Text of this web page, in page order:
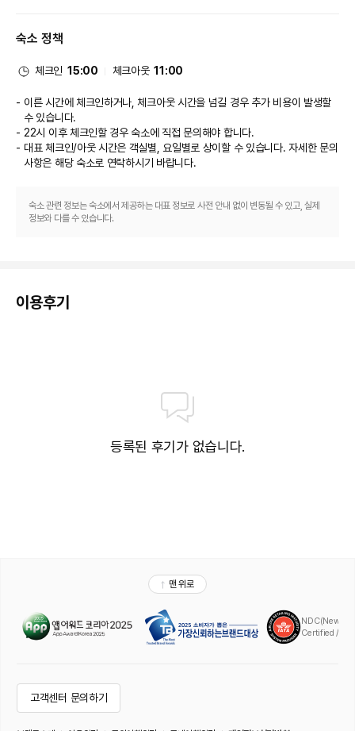
설, 엘리베이터 등이 있습니다. 시설 내에서 무료 셀프 주차 이용이 가능합니
숙소 정책
체크인 15:00 체크아웃 11:00
이른 시간에 체크인하거나, 체크아웃 시간을 넘길 경우 추가 비용이 발생할
수 있습니다.
22시 이후 체크인할 경우 숙소에 직접 문의해야 합니다.
대표 체크인/아웃 시간은 객실별, 요일별로 상이할 수 있습니다. 자세한 문의
사항은 해당 숙소로 연락하시기 바랍니다.
숙소 관련 정보는 숙소에서 제공하는 대표 정보로 사전 안내 없이 변동될 수 있고, 실제
정보와 다를 수 있습니다.
이용후기
등록된 후기가 없습니다.